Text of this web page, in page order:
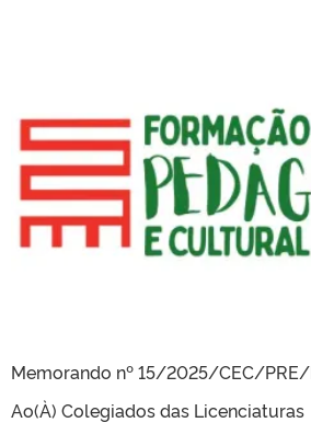
Memorando nº 15/2025/CEC/PRE/
Ao(À) Colegiados das Licenciaturas